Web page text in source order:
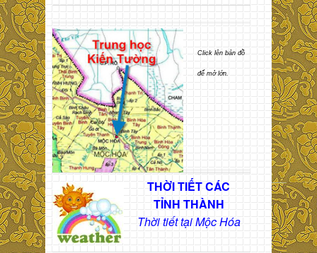
Click lên bản đồ
để mở lớn.
THỜI TIẾT CÁC
TỈNH THÀNH
Thời tiết tại Mộc Hóa